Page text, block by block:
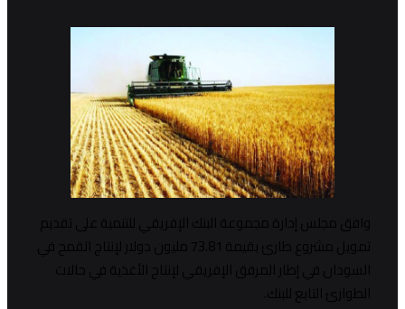
وافق مجلس إدارة مجموعة البنك الإفريقي للتنمية على تقديم
تمويل مشروع طارئ بقيمة 73.81 مليون دولار لإنتاج القمح في
السودان في إطار المرفق الإفريقي لإنتاج الأغذية في حالات
الطوارئ التابع للبنك.